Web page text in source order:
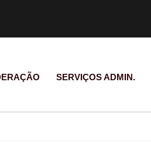
SERVIÇOS ADMIN.